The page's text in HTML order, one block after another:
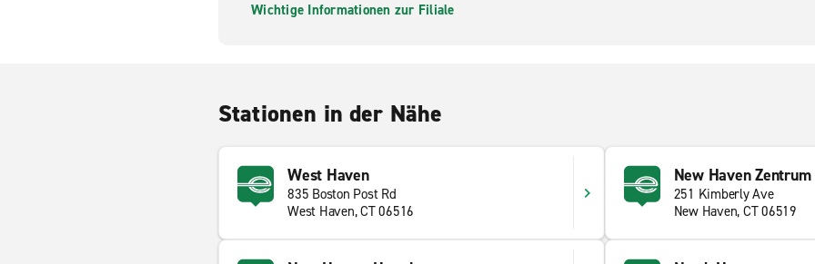
Wichtige Informationen zur Filiale
Stationen in der Nähe
West Haven
835 Boston Post Rd
West Haven, CT 06516
New Haven Zentrum
251 Kimberly Ave
New Haven, CT 06519